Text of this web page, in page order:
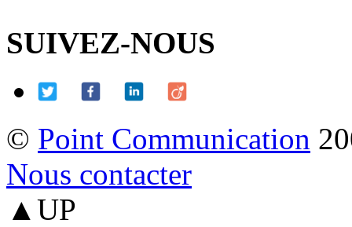
SUIVEZ-NOUS
© Point Communication
Nous contacter
▲UP